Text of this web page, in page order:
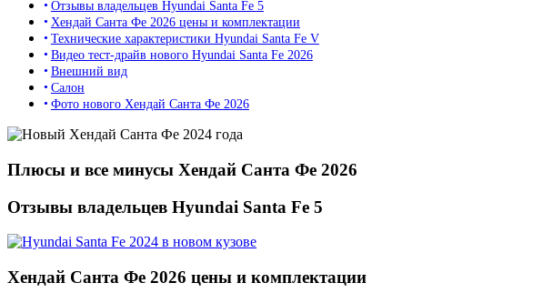
Отзывы владельцев Hyundai Santa Fe 5
Хендай Санта Фе 2026 цены и комплектации
Технические характеристики Hyundai Santa Fe V
Видео тест-драйв нового Hyundai Santa Fe 2026
Внешний вид
Салон
Фото нового Хендай Санта Фе 2026
Плюсы и все минусы Хендай Санта Фе 2026
Отзывы владельцев Hyundai Santa Fe 5
Хендай Санта Фе 2026 цены и комплектации